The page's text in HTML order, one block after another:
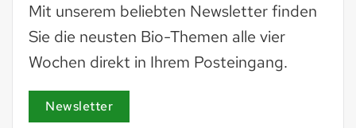
Mit unserem beliebten Newsletter finden
Sie die neusten Bio-Themen alle vier
Wochen direkt in Ihrem Posteingang.
Newsletter